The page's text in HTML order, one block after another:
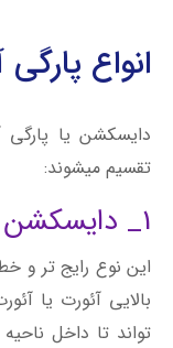
انواع
دایسکشن یا
تقسیم میشوند:
1_ دایسکشن آئورت بالارونده
این نوع رایج تر و
بالایی آئورت یا
تواند تا داخل